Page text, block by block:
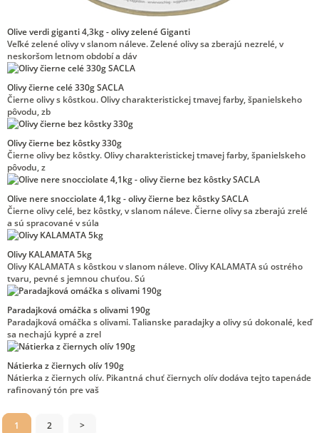
Olive verdi giganti 4,3kg - olivy zelené Giganti
Veľké zelené olivy v slanom náleve. Zelené olivy sa zberajú nezrelé, v
neskoršom letnom období a dáv
Olivy čierne celé 330g SACLA
Čierne olivy s kôstkou. Olivy charakteristickej tmavej farby, španielskeho
pôvodu, zb
Olivy čierne bez kôstky 330g
Čierne olivy bez kôstky. Olivy charakteristickej tmavej farby, španielskeho
pôvodu, z
Olive nere snocciolate 4,1kg - olivy čierne bez kôstky SACLA
Čierne olivy celé, bez kôstky, v slanom náleve. Čierne olivy sa zberajú zrelé
a sú spracované v súla
Olivy KALAMATA 5kg
Olivy KALAMATA s kôstkou v slanom náleve. Olivy KALAMATA sú ostrého
tvaru, pevné s jemnou chuťou. Sú
Paradajková omáčka s olivami 190g
Paradajková omáčka s olivami. Talianske paradajky a olivy sú dokonalé, keď
sa nechajú kypré a zrel
Nátierka z čiernych olív 190g
Nátierka z čiernych olív. Pikantná chuť čiernych olív dodáva tejto tapenáde
rafinovaný tón pre vaš
1 2 >